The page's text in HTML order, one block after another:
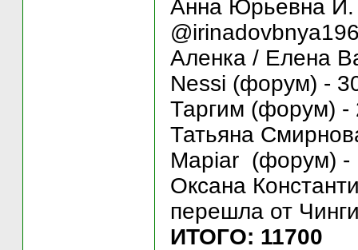
Анна Юрьевна И.
Аленка / Елена
Nessi (форум) -
Таргим (форум) -
Татьяна
Mapiar (форум) -
Оксана
перешла от
ИТОГО: 11700